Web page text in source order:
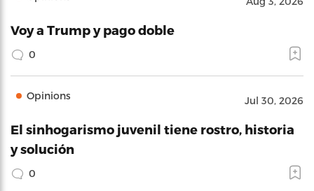
Voy a Trump y pago doble
0
Opinions Jul 30, 2026
El sinhogarismo juvenil tiene rostro, historia
y solución
0